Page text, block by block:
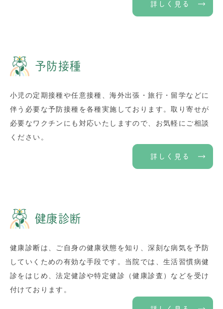
詳しく見る
予防接種
小児の定期接種や任意接種、海外出張・旅行・留学などに
伴う必要な予防接種を各種実施しております。取り寄せが
必要なワクチンにも対応いたしますので、お気軽にご相談
ください。
詳しく見る
健康診断
健康診断は、ご自身の健康状態を知り、深刻な病気を予防
していくための有効な手段です。当院では、生活習慣病健
診をはじめ、法定健診や特定健診（健康診査）などを受け
付けております。